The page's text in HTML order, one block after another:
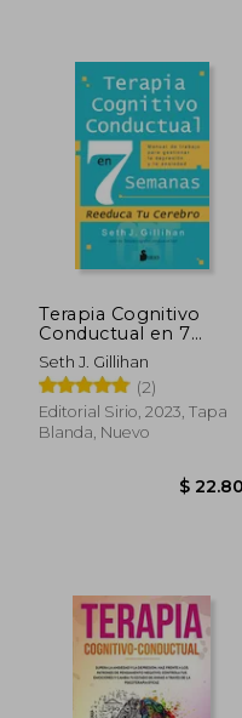
Terapia Cognitivo
Conductual en 7
Semanas
Seth J. Gillihan
(2)
Editorial Sirio, 2023, Tapa
Blanda, Nuevo